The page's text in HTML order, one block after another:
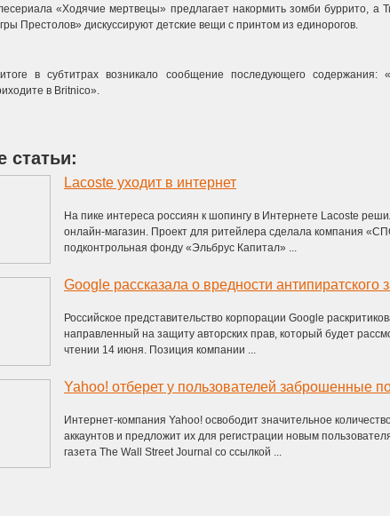
«Ходячие мертвецы» предлагает накормить зомби буррито, а
Престолов» дискуссируют детские вещи с принтом из единорогов.
в субтитрах возникало сообщение последующего содержания:
в Britnico».
статьи:
Lacoste уходит в интернет
На пике интереса россиян к шопингу в Интернете Lacoste
онлайн-магазин. Проект для ритейлера сделала компания
подконтрольная фонду «Эльбрус Капитал» ...
Российское представительство корпорации Google
направленный на защиту авторских прав, который будет
чтении 14 июня. Позиция компании ...
Yahoo! отберет у пользователей заброшенные
Интернет-компания Yahoo! освободит значительное
аккаунтов и предложит их для регистрации новым
газета The Wall Street Journal со ссылкой ...